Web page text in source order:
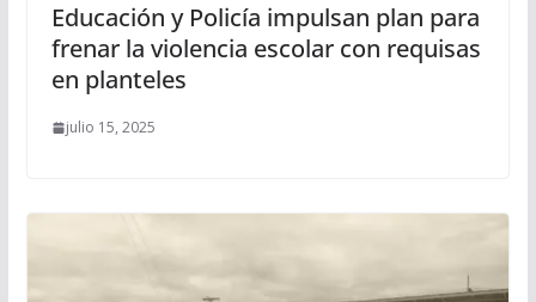
Educación y Policía impulsan plan para
frenar la violencia escolar con requisas
en planteles
julio 15, 2025